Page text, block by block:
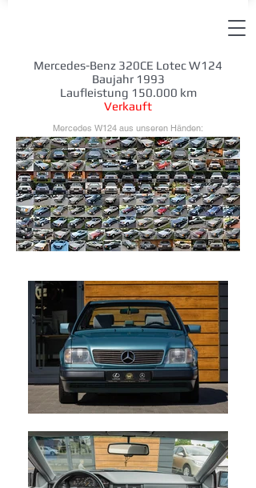
Mercedes-Benz 320CE Lotec W124
Baujahr 1993
Laufleistung 150.000 km
Verkauft
Mercedes W124 aus unseren Händen: